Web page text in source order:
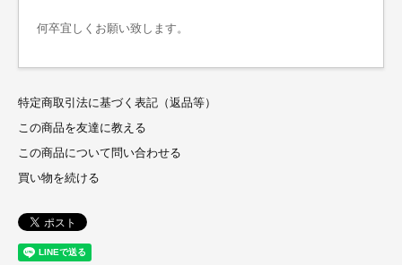
何卒宜しくお願い致します。
特定商取引法に基づく表記（返品等）
この商品を友達に教える
この商品について問い合わせる
買い物を続ける